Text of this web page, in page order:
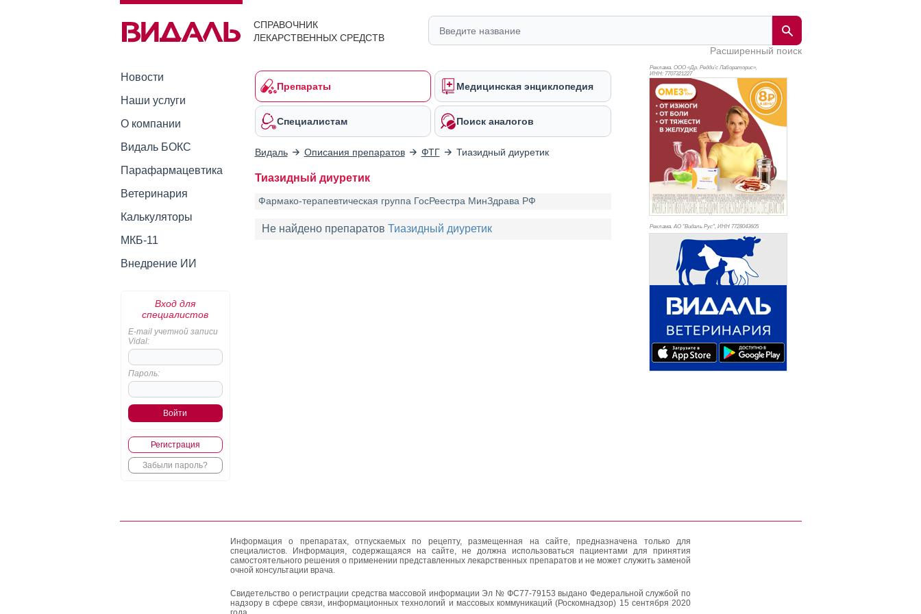
СПРАВОЧНИК
ЛЕКАРСТВЕННЫХ СРЕДСТВ
Расширенный поиск
Новости
Наши услуги
О компании
Видаль БОКС
Парафармацевтика
Ветеринария
Калькуляторы
МКБ-11
Внедрение ИИ
Вход для
специалистов
E-mail учетной записи
Vidal:
Пароль:
Регистрация
Забыли пароль?
Препараты Медицинская энциклопедия
Специалистам Поиск аналогов
Видаль Описания препаратов ФТГ Тиазидный диуретик
Тиазидный диуретик
Фармако-терапевтическая группа ГосРеестра МинЗдрава РФ
Не найдено препаратов Тиазидный диуретик
Реклама. ООО «Др. Редди’с Лабораторис»,
ИНН: 7707321227
Реклама. АО "Видаль Рус", ИНН 7728043605
Информация о препаратах, отпускаемых по рецепту, размещенная на сайте, предназначена только для
специалистов. Информация, содержащаяся на сайте, не должна использоваться пациентами для принятия
самостоятельного решения о применении представленных лекарственных препаратов и не может служить заменой
очной консультации врача.
Свидетельство о регистрации средства массовой информации Эл № ФС77-79153 выдано Федеральной службой по
надзору в сфере связи, информационных технологий и массовых коммуникаций (Роскомнадзор) 15 сентября 2020